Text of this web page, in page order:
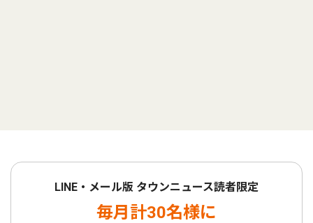
LINE・メール版 タウンニュース読者限定
毎月計30名様に